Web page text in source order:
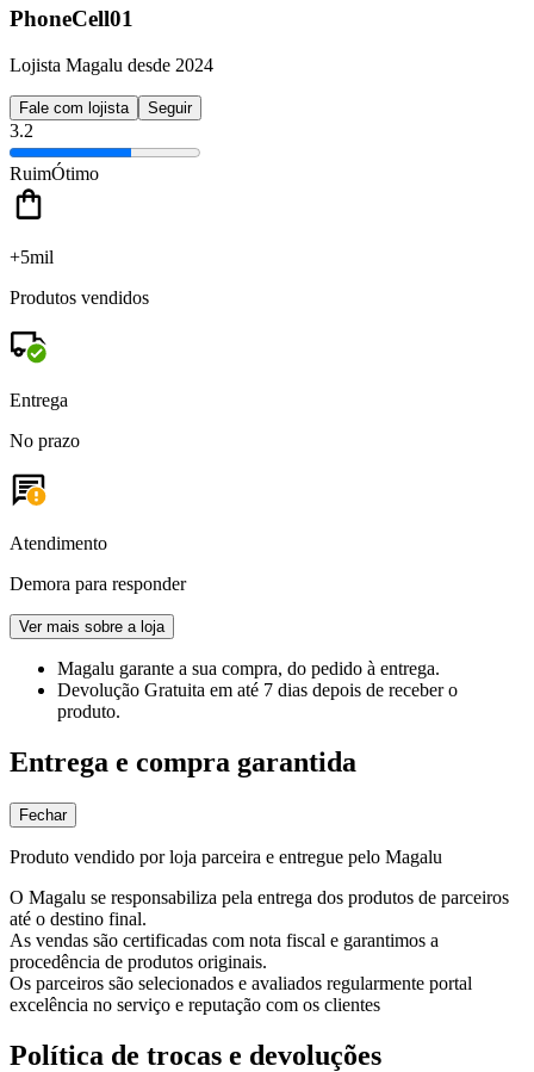
PhoneCell01
Lojista Magalu desde 2024
Fale com lojista Seguir
3.2
RuimÓtimo
+5mil
Produtos vendidos
Entrega
No prazo
Atendimento
Demora para responder
Ver mais sobre a loja
Magalu garante a sua compra, do pedido à entrega.
Devolução Gratuita em até 7 dias depois de receber o
produto.
Entrega e compra garantida
Fechar
Produto vendido por loja parceira e entregue pelo Magalu
O Magalu se responsabiliza pela entrega dos produtos de parceiros
até o destino final.
As vendas são certificadas com nota fiscal e garantimos a
procedência de produtos originais.
Os parceiros são selecionados e avaliados regularmente portal
excelência no serviço e reputação com os clientes
Política de trocas e devoluções